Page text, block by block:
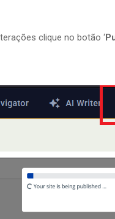
clique no botão ‘